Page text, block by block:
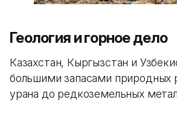
Геология и горное дело
Казахстан, Кыргызстан и
большими запасами природных
урана до редкоземельных